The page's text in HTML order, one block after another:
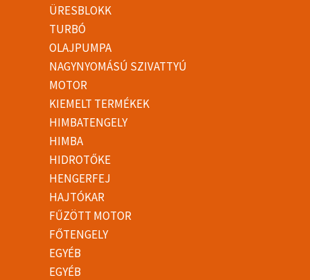
ÜRESBLOKK
TURBÓ
OLAJPUMPA
NAGYNYOMÁSÚ SZIVATTYÚ
MOTOR
KIEMELT TERMÉKEK
HIMBATENGELY
HIMBA
HIDROTŐKE
HENGERFEJ
HAJTÓKAR
FŰZÖTT MOTOR
FŐTENGELY
EGYÉB
EGYÉB